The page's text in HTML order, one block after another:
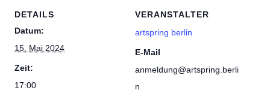
DETAILS
Datum:
15. Mai 2024
Zeit:
17:00
VERANSTALTER
artspring berlin
E-Mail
anmeldung@artspring.berli
n